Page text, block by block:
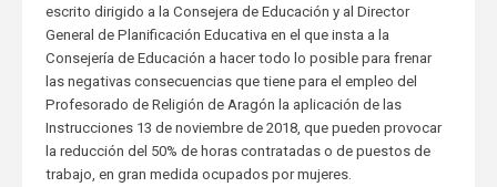
escrito dirigido a la Consejera de Educación y al Director
General de Planificación Educativa en el que insta a la
Consejería de Educación a hacer todo lo posible para frenar
las negativas consecuencias que tiene para el empleo del
Profesorado de Religión de Aragón la aplicación de las
Instrucciones 13 de noviembre de 2018, que pueden provocar
la reducción del 50% de horas contratadas o de puestos de
trabajo, en gran medida ocupados por mujeres.